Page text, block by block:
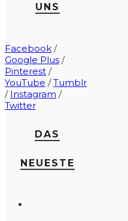
UNS
Facebook /
Google Plus /
Pinterest /
YouTube /Tumblr
/ Instagram /
Twitter
DAS
NEUESTE